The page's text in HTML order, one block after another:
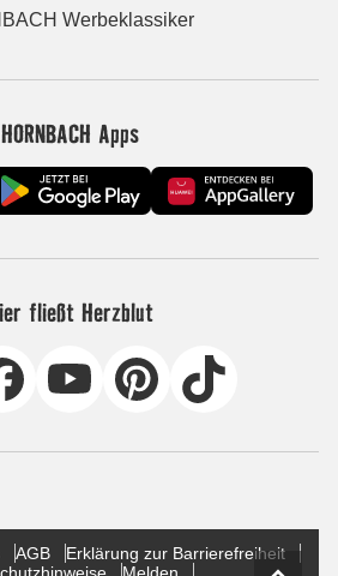
Werbeklassiker
HORNBACH Apps
fließt Herzblut
AGB
Erklärung zur Barrierefreiheit